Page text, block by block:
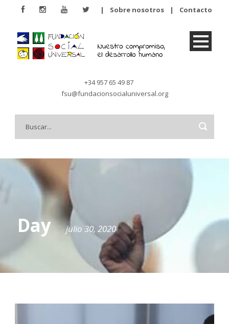
| Sobre nosotros | Contacto
+34 957 65 49 87
fsu@fundacionsocialuniversal.org
Day julio 30, 2020